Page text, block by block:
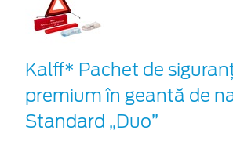
Kalff* Pachet de
premium în geantă de
Standard „Duo”